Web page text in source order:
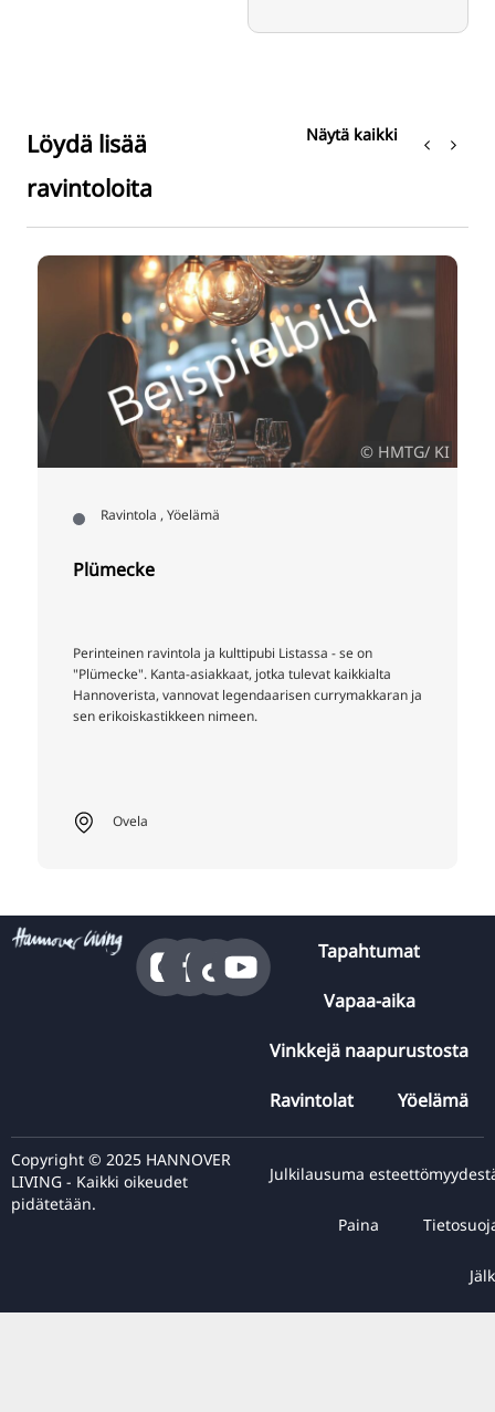
Löydä lisää
ravintoloita
Näytä kaikki
© HMTG/ KI
Ravintola , Yöelämä
Plümecke
Perinteinen ravintola ja kulttipubi Listassa - se on
"Plümecke". Kanta-asiakkaat, jotka tulevat kaikkialta
Hannoverista, vannovat legendaarisen currymakkaran ja
sen erikoiskastikkeen nimeen.
Ovela
Tapahtumat
Vapaa-aika
Vinkkejä naapurustosta
Ravintolat Yöelämä
Copyright © 2025 HANNOVER
LIVING - Kaikki oikeudet
pidätetään.
Julkilausuma
Paina